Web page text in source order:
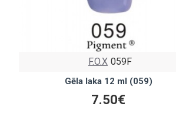
F.O.X 059F
Gēla laka 12 ml (059)
7.50€